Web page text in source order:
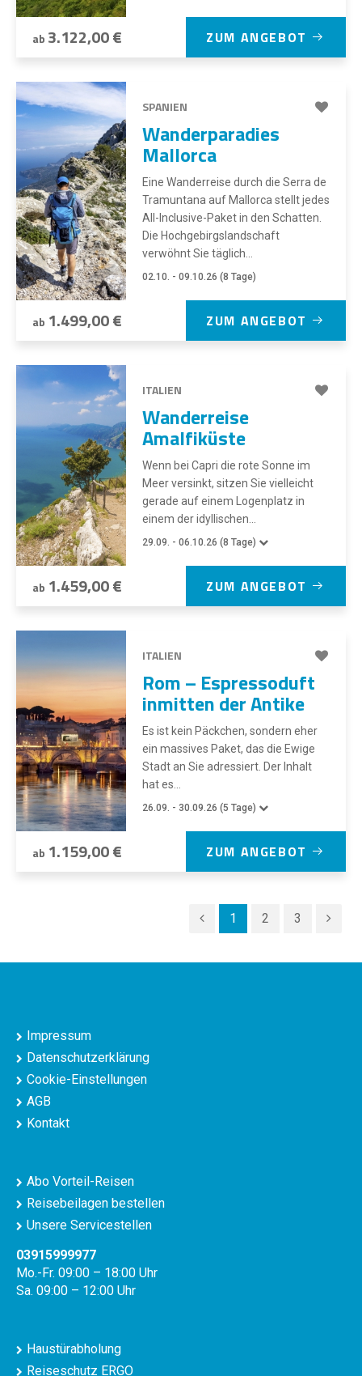
ab 3.122,00 € ZUM ANGEBOT
SPANIEN
Wanderparadies
Mallorca
Eine Wanderreise durch die Serra de
Tramuntana auf Mallorca stellt jedes
All-Inclusive-Paket in den Schatten.
Die Hochgebirgslandschaft
verwöhnt Sie täglich...
02.10. - 09.10.26 (8 Tage)
ab 1.499,00 € ZUM ANGEBOT
ITALIEN
Wanderreise
Amalfiküste
Wenn bei Capri die rote Sonne im
Meer versinkt, sitzen Sie vielleicht
gerade auf einem Logenplatz in
einem der idyllischen...
29.09. - 06.10.26 (8 Tage)
ab 1.459,00 € ZUM ANGEBOT
ITALIEN
Rom – Espressoduft
inmitten der Antike
Es ist kein Päckchen, sondern eher
ein massives Paket, das die Ewige
Stadt an Sie adressiert. Der Inhalt
hat es...
26.09. - 30.09.26 (5 Tage)
ab 1.159,00 € ZUM ANGEBOT
1 2 3
Impressum
Datenschutzerklärung
Cookie-Einstellungen
AGB
Kontakt
Abo Vorteil-Reisen
Reisebeilagen bestellen
Unsere Servicestellen
03915999977
Mo.-Fr. 09:00 – 18:00 Uhr
Sa. 09:00 – 12:00 Uhr
Haustürabholung
Reiseschutz ERGO